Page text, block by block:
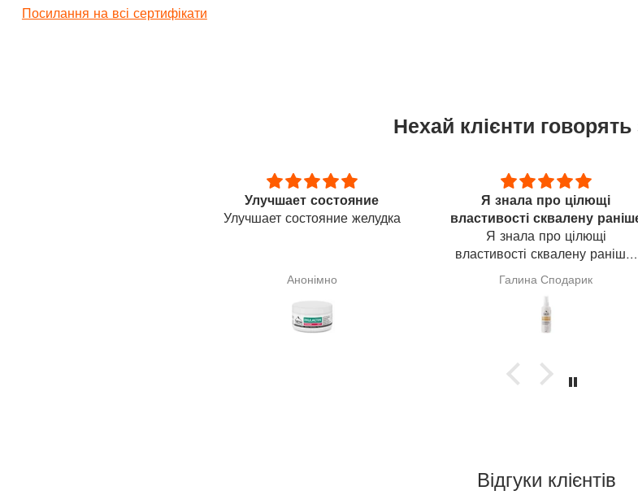
Посилання на всі сертифікати
Нехай клієнти говорять
Я знала про цілющі
властивості сквалену раніше
тому його і замовила. Надіюся,
що допоможе мені в лікуванні
щитовидної залози(узли). На
разі про результат говорити
Галина Сподарик
Семар
Гарний препарат
Анонімно
Відгуки клієнтів